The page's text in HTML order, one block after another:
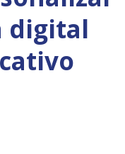
digital